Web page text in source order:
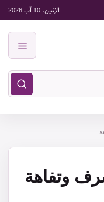
الإثنين، 10 آب 2026
وتفاهة